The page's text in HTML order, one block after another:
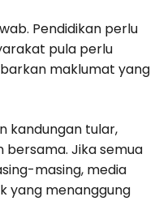
Pendidikan perlu
pula perlu
maklumat yang
kandungan tular,
bersama. Jika semua
masing, media
yang menanggung